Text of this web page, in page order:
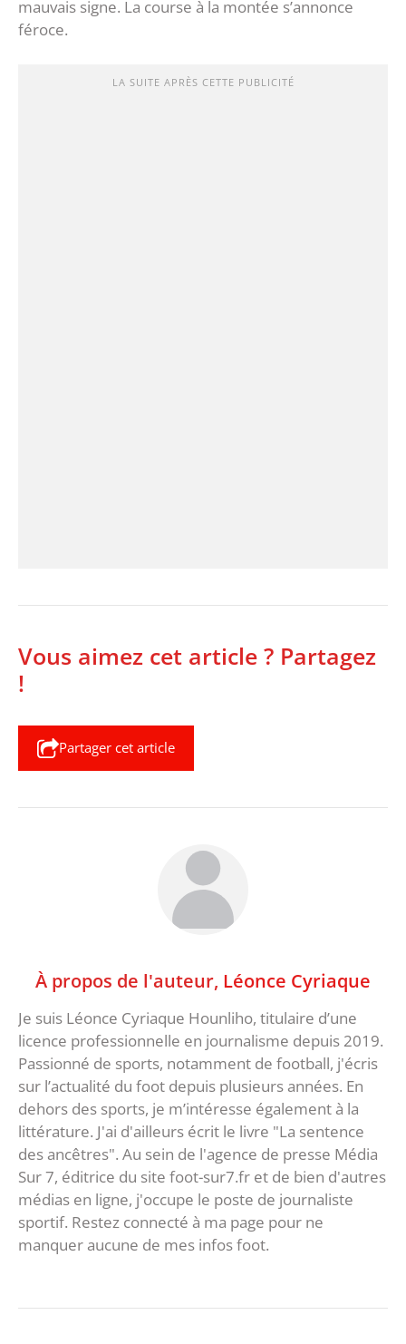
mauvais signe. La course à la montée s’annonce
féroce.
LA SUITE APRÈS CETTE PUBLICITÉ
Vous aimez cet article ? Partagez
!
Partager cet article
À propos de l'auteur, Léonce Cyriaque
Je suis Léonce Cyriaque Hounliho, titulaire d’une
licence professionnelle en journalisme depuis 2019.
Passionné de sports, notamment de football, j'écris
sur l’actualité du foot depuis plusieurs années. En
dehors des sports, je m’intéresse également à la
littérature. J'ai d'ailleurs écrit le livre "La sentence
des ancêtres". Au sein de l'agence de presse Média
Sur 7, éditrice du site foot-sur7.fr et de bien d'autres
médias en ligne, j'occupe le poste de journaliste
sportif. Restez connecté à ma page pour ne
manquer aucune de mes infos foot.